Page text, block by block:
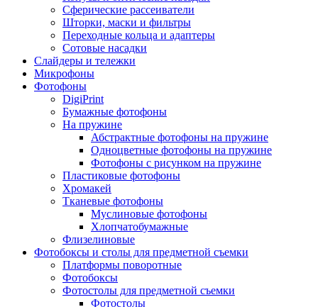
Сферические рассеиватели
Шторки, маски и фильтры
Переходные кольца и адаптеры
Сотовые насадки
Слайдеры и тележки
Микрофоны
Фотофоны
DigiPrint
Бумажные фотофоны
На пружине
Абстрактные фотофоны на пружине
Одноцветные фотофоны на пружине
Фотофоны с рисунком на пружине
Пластиковые фотофоны
Хромакей
Тканевые фотофоны
Муслиновые фотофоны
Хлопчатобумажные
Флизелиновые
Фотобоксы и столы для предметной съемки
Платформы поворотные
Фотобоксы
Фотостолы для предметной съемки
Фотостолы